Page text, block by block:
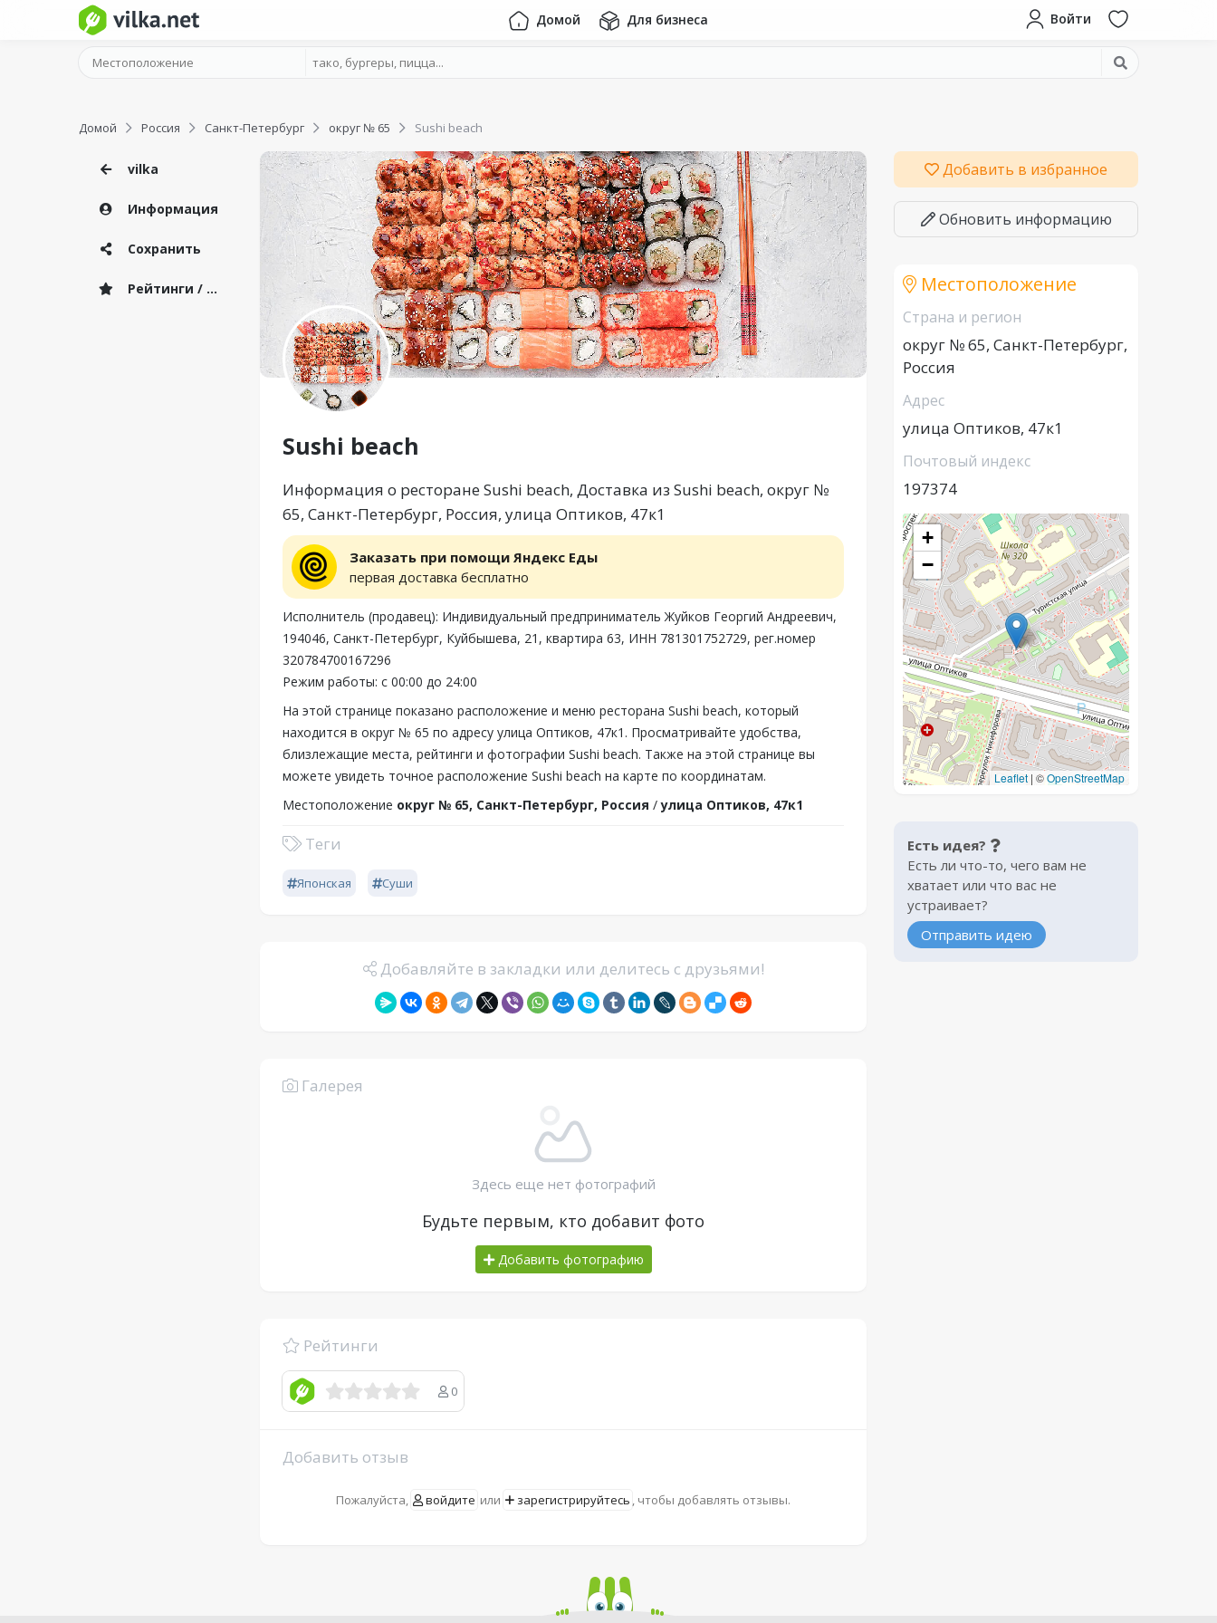
Домой Для бизнеса Войти
Домой Россия Санкт-Петербург округ № 65 Sushi beach
vilka
Информация
Сохранить
Рейтинги / Отзывы
Sushi beach
Информация о ресторане Sushi beach, Доставка из Sushi beach, округ №
65, Санкт-Петербург, Россия, улица Оптиков, 47к1
Заказать при помощи Яндекс Еды
первая доставка бесплатно
Исполнитель (продавец): Индивидуальный предприниматель Жуйков Георгий Андреевич,
194046, Санкт-Петербург, Куйбышева, 21, квартира 63, ИНН 781301752729, рег.номер
320784700167296
Режим работы: с 00:00 до 24:00
На этой странице показано расположение и меню ресторана Sushi beach, который
находится в округ № 65 по адресу улица Оптиков, 47к1. Просматривайте удобства,
близлежащие места, рейтинги и фотографии Sushi beach. Также на этой странице вы
можете увидеть точное расположение Sushi beach на карте по координатам.
Местоположение округ № 65, Санкт-Петербург, Россия /улица Оптиков, 47к1
Теги
Японская Суши
Добавляйте в закладки или делитесь с друзьями!
Галерея
Здесь еще нет фотографий
Будьте первым, кто добавит фото
Добавить фотографию
Рейтинги
0
Добавить отзыв
Пожалуйста, войдите или зарегистрируйтесь , чтобы добавлять отзывы.
Добавить в избранное
Обновить информацию
Местоположение
Страна и регион
округ № 65, Санкт-Петербург,
Россия
Адрес
улица Оптиков, 47к1
Почтовый индекс
197374
+
−
Leaflet | ©OpenStreetMap
Есть идея?
Есть ли что-то, чего вам не
хватает или что вас не
устраивает?
Отправить идею